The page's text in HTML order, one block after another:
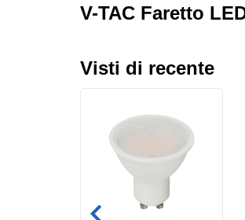
V-TAC Faretto
Visti di recente